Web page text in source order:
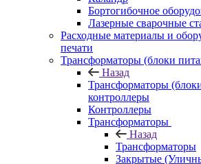
Бортогибочное
Лазерные сварочные
Расходные материалы и
печати
Трансформаторы (блоки
Назад
Трансформаторы
контроллеры
Контроллеры
Трансформаторы
Назад
Трансформаторы
Закрытые